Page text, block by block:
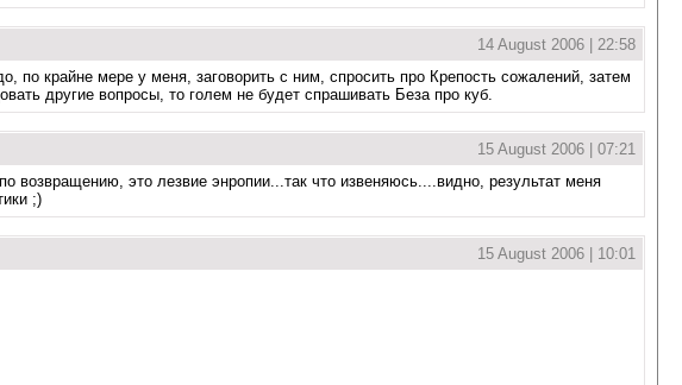
14 August 2006 | 22:58
крайне мере у меня, заговорить с ним, спросить про Крепость сожалений, затем
другие вопросы, то голем не будет спрашивать Беза про куб.
15 August 2006 | 07:21
это лезвие энропии...так что извеняюсь....видно, результат меня
;)
15 August 2006 | 10:01